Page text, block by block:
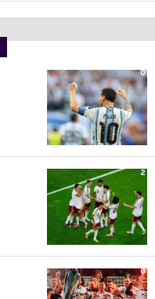
0
2
0